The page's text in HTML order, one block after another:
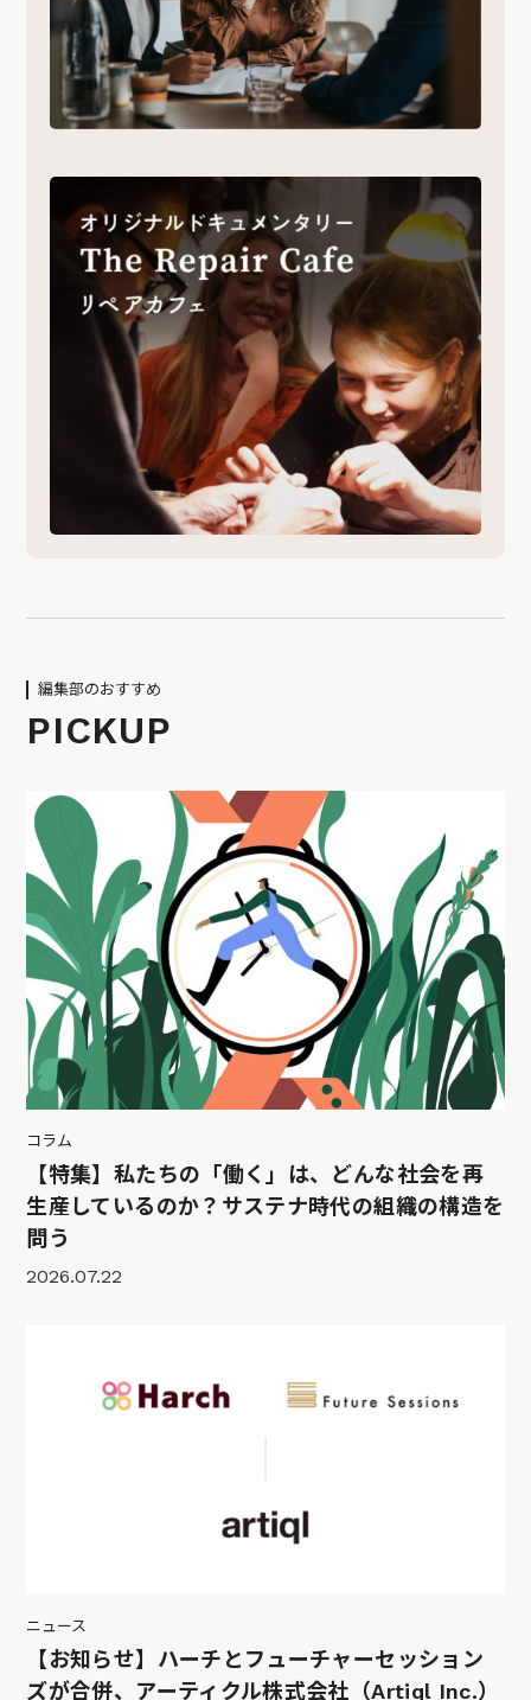
編集部のおすすめ
PICKUP
コラム
【特集】私たちの「働く」は、どんな社会を再
生産しているのか？サステナ時代の組織の構造を
問う
2026.07.22
ニュース
【お知らせ】ハーチとフューチャーセッション
ズが合併、アーティクル株式会社（Artiql Inc.）